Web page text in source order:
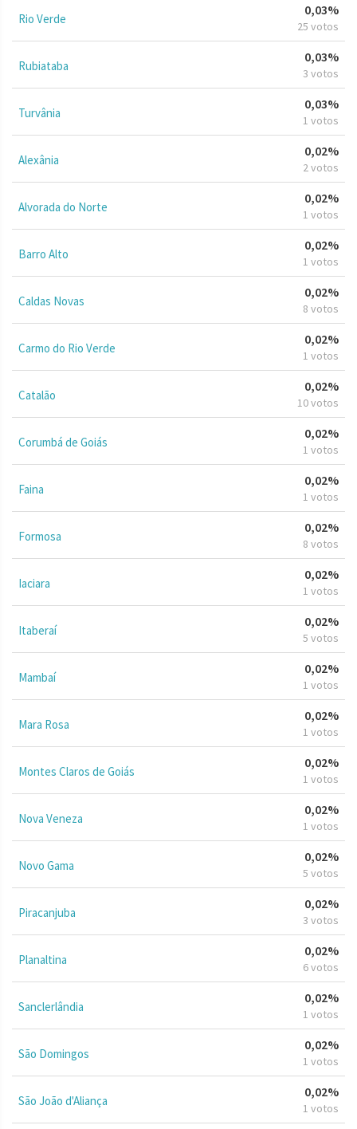
Rio Verde
0,03%
25 votos
Rubiataba
0,03%
3 votos
Turvânia
0,03%
1 votos
Alexânia
0,02%
2 votos
Alvorada do Norte
0,02%
1 votos
Barro Alto
0,02%
1 votos
Caldas Novas
0,02%
8 votos
Carmo do Rio Verde
0,02%
1 votos
Catalão
0,02%
10 votos
Corumbá de Goiás
0,02%
1 votos
Faina
0,02%
1 votos
Formosa
0,02%
8 votos
Iaciara
0,02%
1 votos
Itaberaí
0,02%
5 votos
Mambaí
0,02%
1 votos
Mara Rosa
0,02%
1 votos
Montes Claros de Goiás
0,02%
1 votos
Nova Veneza
0,02%
1 votos
Novo Gama
0,02%
5 votos
Piracanjuba
0,02%
3 votos
Planaltina
0,02%
6 votos
Sanclerlândia
0,02%
1 votos
São Domingos
0,02%
1 votos
São João d'Aliança
0,02%
1 votos